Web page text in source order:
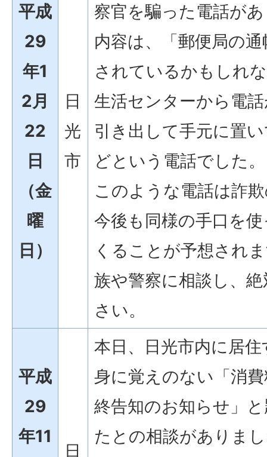
平成
29
年1
2月
22
日
（金
曜
日）
日
光
市
察官を騙った電話が
内容は、「郵便局の
されているかもしれ
生活センターから電
引き出して手元に置
どという電話でした。
このような電話は詐
今後も同様の手口を
くることが予想され
族や警察に相談し、
さい。
平成
29
年11
日
本日、日光市内に居
身に覚えのない「消
終告知のお知らせ」
たとの相談がありま